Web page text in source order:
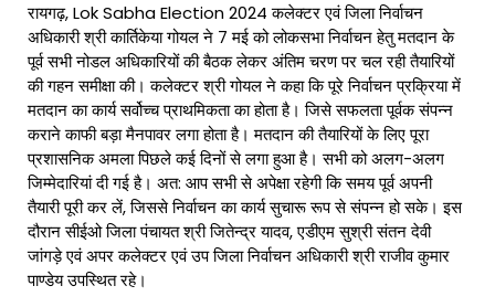
रायगढ़,Lok Sabha Election 2024कलेक्टर एवं जिला निर्वाचन
अधिकारी श्री कार्तिकेया गोयल ने 7 मई को लोकसभा निर्वाचन हेतु मतदान के
पूर्व सभी नोडल अधिकारियों की बैठक लेकर अंतिम चरण पर चल रही तैयारियों
की गहन समीक्षा की। कलेक्टर श्री गोयल ने कहा कि पूरे निर्वाचन प्रक्रिया में
मतदान का कार्य सर्वोच्च प्राथमिकता का होता है। जिसे सफलता पूर्वक संपन्न
कराने काफी बड़ा मैनपावर लगा होता है। मतदान की तैयारियों के लिए पूरा
प्रशासनिक अमला पिछले कई दिनों से लगा हुआ है। सभी को अलग-अलग
जिम्मेदारियां दी गई है। अत: आप सभी से अपेक्षा रहेगी कि समय पूर्व अपनी
तैयारी पूरी कर लें, जिससे निर्वाचन का कार्य सुचारू रूप से संपन्न हो सके। इस
दौरान सीईओ जिला पंचायत श्री जितेन्द्र यादव, एडीएम सुश्री संतन देवी
जांगड़े एवं अपर कलेक्टर एवं उप जिला निर्वाचन अधिकारी श्री राजीव कुमार
पाण्डेय उपस्थित रहे।